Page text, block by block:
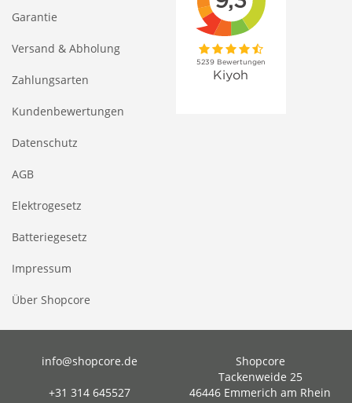
Garantie
Versand & Abholung
Zahlungsarten
Kundenbewertungen
Datenschutz
AGB
Elektrogesetz
Batteriegesetz
Impressum
Über Shopcore
info@shopcore.de
+31 314 645527
Shopcore
Tackenweide 25
46446 Emmerich am Rhein